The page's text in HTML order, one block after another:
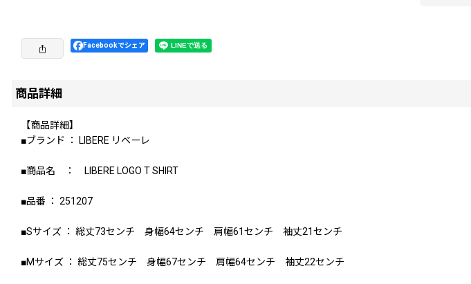
Facebookでシェア
商品詳細
【商品詳細】
■ブランド ： LIBERE リベーレ
■商品名 ： LIBERE LOGO T SHIRT
■品番 ： 251207
■Sサイズ ： 総丈73センチ 身幅64センチ 肩幅61センチ 袖丈21センチ
■Mサイズ ： 総丈75センチ 身幅67センチ 肩幅64センチ 袖丈22センチ